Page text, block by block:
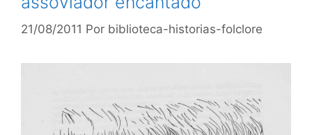
21/08/2011 Por biblioteca-historias-folclore